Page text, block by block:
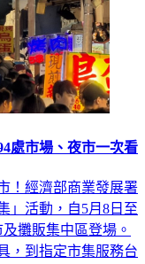
處市場、夜市一次看
！經濟部商業發展署
」活動，自5月8日至
攤販集中區登場。
，到指定市集服務台